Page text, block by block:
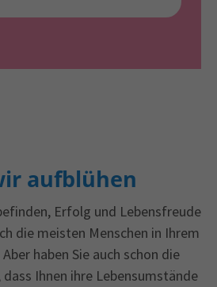
aufblühen
Erfolg und Lebensfreude
die meisten Menschen in Ihrem
haben Sie auch schon die
Ihnen ihre Lebensumstände